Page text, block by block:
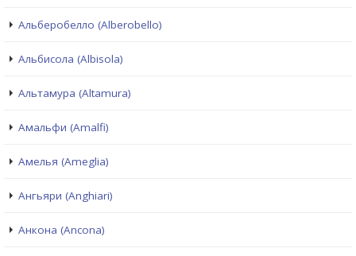
Альберобелло (Alberobello)
Альбисола (Albisola)
Альтамура (Altamura)
Амальфи (Amalfi)
Амелья (Ameglia)
Ангьяри (Anghiari)
Анкона (Ancona)